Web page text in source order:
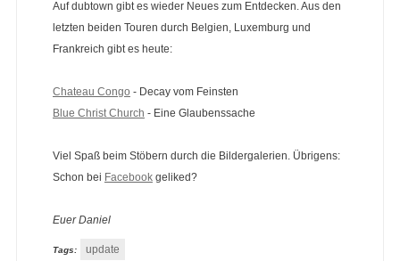
Auf dubtown gibt es wieder Neues zum Entdecken. Aus den
letzten beiden Touren durch Belgien, Luxemburg und
Frankreich gibt es heute:
Chateau Congo - Decay vom Feinsten
Blue Christ Church - Eine Glaubenssache
Viel Spaß beim Stöbern durch die Bildergalerien. Übrigens:
Schon bei Facebookgeliked?
Euer Daniel
Tags: update